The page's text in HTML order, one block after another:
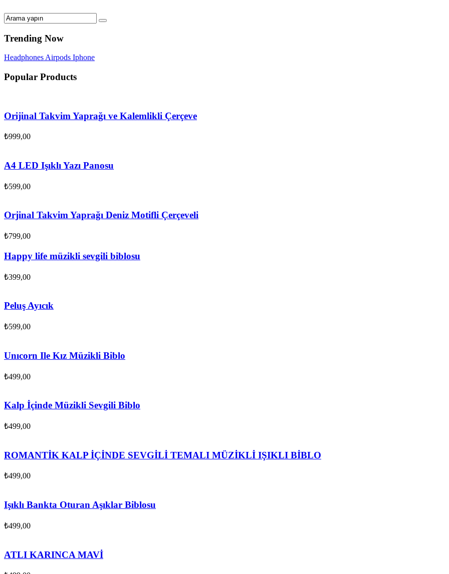
Trending Now
HeadphonesAirpods Iphone
Popular Products
Orijinal Takvim Yaprağı ve Kalemlikli Çerçeve
₺999,00
A4 LED Işıklı Yazı Panosu
₺599,00
Orjinal Takvim Yaprağı Deniz Motifli Çerçeveli
₺799,00
Happy life müzikli sevgili biblosu
₺399,00
Peluş Ayıcık
₺599,00
Unıcorn Ile Kız Müzikli Biblo
₺499,00
Kalp İçinde Müzikli Sevgili Biblo
₺499,00
ROMANTİK KALP İÇİNDE SEVGİLİ TEMALI MÜZİKLİ IŞIKLI BİBLO
₺499,00
Işıklı Bankta Oturan Aşıklar Biblosu
₺499,00
ATLI KARINCA MAVİ